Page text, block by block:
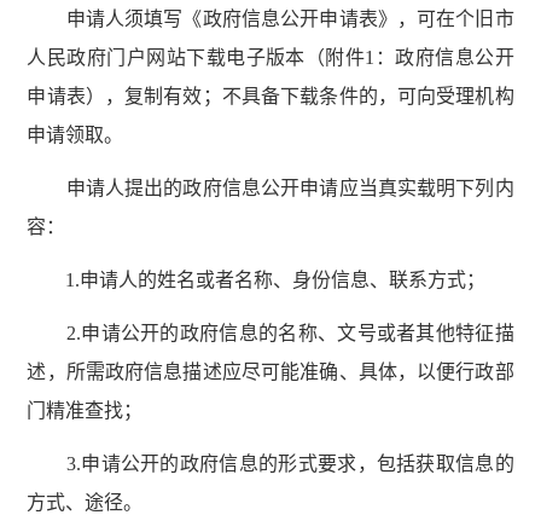
申请人须填写《政府信息公开申请表》，可在个旧市
人民政府门户网站下载电子版本（附件1：政府信息公开
申请表），复制有效；不具备下载条件的，可向受理机构
申请领取。
申请人提出的政府信息公开申请应当真实载明下列内
容：
1.申请人的姓名或者名称、身份信息、联系方式；
2.申请公开的政府信息的名称、文号或者其他特征描
述，所需政府信息描述应尽可能准确、具体，以便行政部
门精准查找；
3.申请公开的政府信息的形式要求，包括获取信息的
方式、途径。